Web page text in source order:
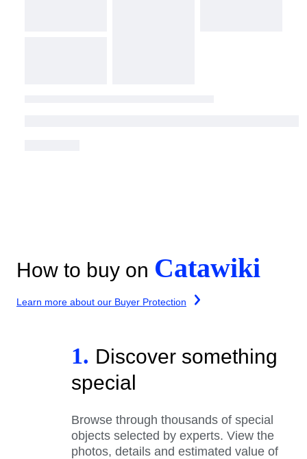
How to buy on Catawiki
Learn more about our Buyer Protection
1. Discover something
special
Browse through thousands of special
objects selected by experts. View the
photos, details and estimated value of